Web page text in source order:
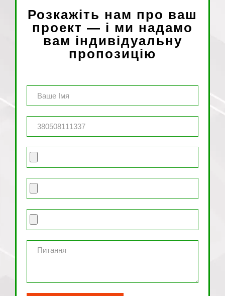
Розкажіть нам про ваш
проект — і ми надамо
вам індивідуальну
пропозицію